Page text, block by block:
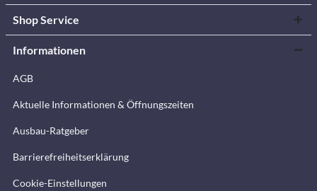
Shop Service
Informationen
AGB
Aktuelle Informationen & Öffnungszeiten
Ausbau-Ratgeber
Barrierefreiheitserklärung
Cookie-Einstellungen